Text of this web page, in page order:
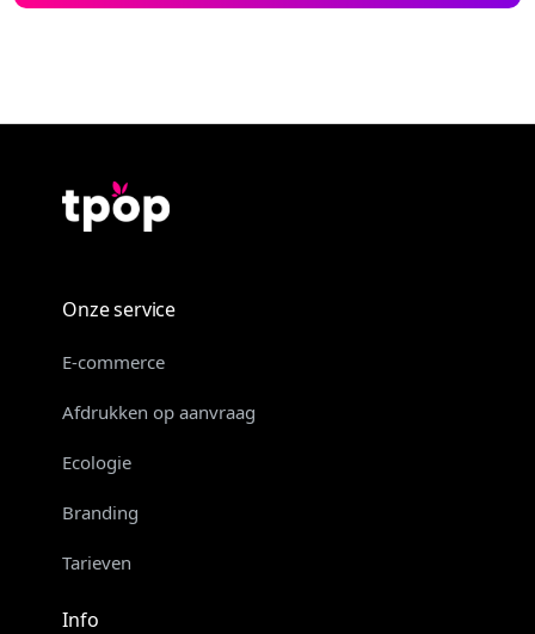
Onze service
E-commerce
Afdrukken op aanvraag
Ecologie
Branding
Tarieven
Info